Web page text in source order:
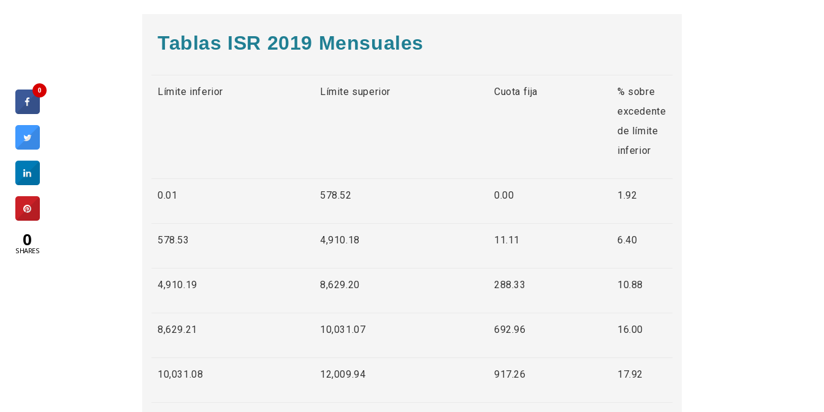
Tablas ISR 2019 Mensuales
Límite inferior Límite superior Cuota fija
% sobre
excedente
de límite
inferior
0.01 578.52 0.00 1.92
578.53 4,910.18 11.11 6.40
4,910.19 8,629.20 288.33 10.88
8,629.21 10,031.07 692.96 16.00
10,031.08 12,009.94 917.26 17.92
0
0
SHARES